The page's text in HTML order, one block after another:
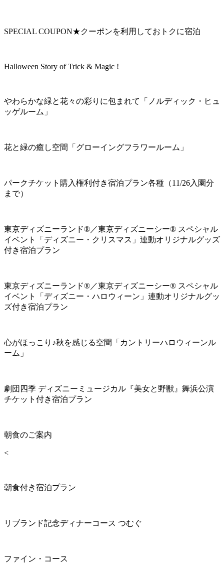
SPECIAL COUPON★クーポンを利用しておトクに宿泊
Halloween Story of Trick & Magic !
やわらかな緑と花々の彩りに包まれて「ノルディック・ヒュ
ッゲルーム」
花と緑の癒し空間「グローイングフラワールーム」
パークチケット購入権利付き宿泊プラン各種（11/26入園分
まで）
東京ディズニーランド®／東京ディズニーシー® スペシャル
イベント「ディズニー・クリスマス」連動オリジナルグッズ
付き宿泊プラン
東京ディズニーランド®／東京ディズニーシー® スペシャル
イベント「ディズニー・ハロウィーン」連動オリジナルグッ
ズ付き宿泊プラン
心がほっこり♪秋を感じる空間「カントリーハロウィーンル
ーム」
劇団四季 ディズニーミュージカル『美女と野獣』舞浜公演
チケット付き宿泊プラン
朝食のご案内
<
朝食付き宿泊プラン
リブランド記念ディナーコース つむぐ
ファイン・コース